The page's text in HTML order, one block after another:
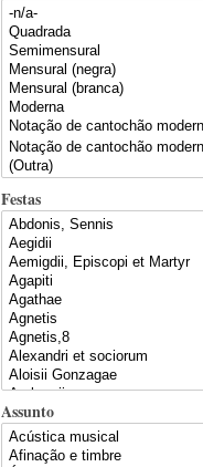
Festas
Assunto